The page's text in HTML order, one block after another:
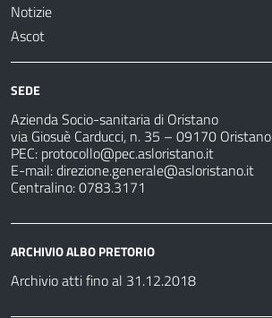
Notizie
Ascot
SEDE
Azienda Socio-sanitaria di Oristano
via Giosuè Carducci, n. 35 – 09170 Oristano
PEC: protocollo@pec.asloristano.it
E-mail:direzione.generale@asloristano.it
Centralino: 0783.3171
ARCHIVIO ALBO PRETORIO
Archivio atti fino al 31.12.2018